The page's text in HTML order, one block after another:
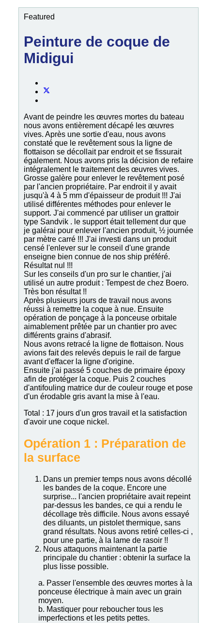
Featured
Peinture de coque de
Midigui
Avant de peindre les œuvres mortes du bateau
nous avons entièrement décapé les œuvres
vives. Après une sortie d'eau, nous avons
constaté que le revêtement sous la ligne de
flottaison se décollait par endroit et se fissurait
également. Nous avons pris la décision de refaire
intégralement le traitement des œuvres vives.
Grosse galère pour enlever le revêtement posé
par l'ancien propriétaire. Par endroit il y avait
jusqu'à 4 à 5 mm d'épaisseur de produit !!! J'ai
utilisé différentes méthodes pour enlever le
support. J'ai commencé par utiliser un grattoir
type Sandvik . le support était tellement dur que
je galérai pour enlever l'ancien produit, ½ journée
par mètre carré !!! J'ai investi dans un produit
censé l'enlever sur le conseil d'une grande
enseigne bien connue de nos ship préféré.
Résultat nul !!!
Sur les conseils d'un pro sur le chantier, j'ai
utilisé un autre produit : Tempest de chez Boero.
Très bon résultat !!
Après plusieurs jours de travail nous avons
réussi à remettre la coque à nue. Ensuite
opération de ponçage à la ponceuse orbitale
aimablement prêtée par un chantier pro avec
différents grains d'abrasif.
Nous avons retracé la ligne de flottaison. Nous
avions fait des relevés depuis le rail de fargue
avant d'effacer la ligne d'origine.
Ensuite j'ai passé 5 couches de primaire époxy
afin de protéger la coque. Puis 2 couches
d'antifouling matrice dur de couleur rouge et pose
d'un érodable gris avant la mise à l'eau.
Total : 17 jours d'un gros travail et la satisfaction
d'avoir une coque nickel.
Opération 1 : Préparation de
la surface
Dans un premier temps nous avons décollé
les bandes de la coque. Encore une
surprise... l'ancien propriétaire avait repeint
par-dessus les bandes, ce qui a rendu le
décollage très difficile. Nous avons essayé
des diluants, un pistolet thermique, sans
grand résultats. Nous avons retiré celles-ci ,
pour une partie, à la lame de rasoir !!
Nous attaquons maintenant la partie
principale du chantier : obtenir la surface la
plus lisse possible.
a. Passer l'ensemble des œuvres mortes à la
ponceuse électrique à main avec un grain
moyen.
b. Mastiquer pour reboucher tous les
imperfections et les petits pettes.